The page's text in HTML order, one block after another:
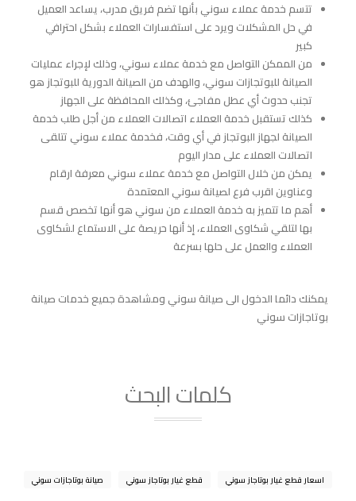
تتسم خدمة عملاء سوني بأنها تضم فريق مدرب، يساعد العميل
في حل المشكلات ويرد على استفسارات العملاء بشكل احترافي
كبير
من الممكن التواصل مع خدمة عملاء سوني، وذلك لإجراء عمليات
الصيانة للبوتجازات سوني، والهدف من الصيانة الدورية للبوتجاز هو
تجنب حدوث أي عطل مفاجئ، وكذلك المحافظة على الجهاز
كذلك تستقبل خدمة العملاء اتصالات العملاء من أجل طلب خدمة
الصيانة لجهاز البوتجاز في أي وقت، فخدمة عملاء سوني تتلقى
اتصالات العملاء على مدار اليوم
يمكن من خلال التواصل مع خدمة عملاء سوني معرفة ارقام
وعناوين اقرب فرع لصيانة سوني المعتمدة
أهم ما تتميز به خدمة العملاء من سوني هو أنها تخصص قسم
بها لتلقي شكاوى العملاء، إذ أنها حريصة على الاستماع لشكاوى
العملاء والعمل على حلها بسرعة
يمكنك دائما الدخول الى صيانة سوني ومشاهدة جميع خدمات صيانة
بوتاجازات سوني
كلمات البحث
اسعار قطع غيار بوتاجاز سوني قطع غيار بوتاجاز سوني صيانة بوتاجازات سوني